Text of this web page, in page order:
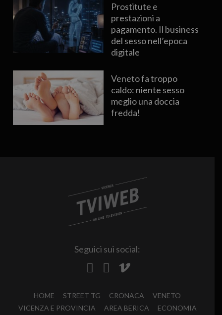
Prostitute e
prestazioni a
pagamento. Il business
del sesso nell’epoca
digitale
Veneto fa troppo
caldo: niente sesso
meglio una doccia
fredda!
Seguici sui social:
HOME STREET TG CRONACA
VENETO
VICENZA E PROVINCIA
AREA BERICA ECONOMIA